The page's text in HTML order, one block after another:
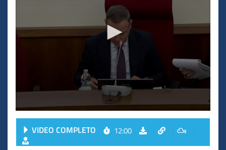
VIDEO COMPLETO 12:00